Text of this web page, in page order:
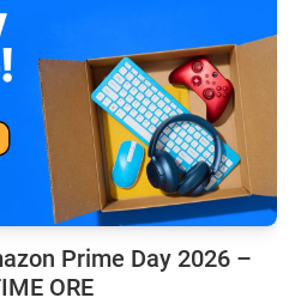
Prime Day 2026 –
ORE